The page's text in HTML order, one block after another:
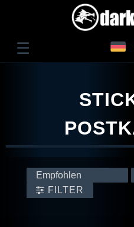
☰
FILTER